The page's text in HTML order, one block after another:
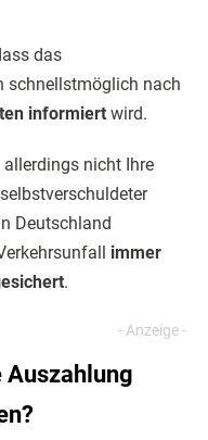
das
schnellstmöglich nach
informiert wird.
nicht Ihre
Deutschland
immer
.